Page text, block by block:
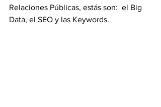
Relaciones Públicas, estás son:  el Big
Data, el SEO y las Keywords.